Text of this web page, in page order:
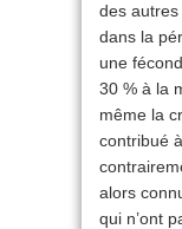
des
dans la
une
30 % à la
même la
contribué
alors
qui n’ont